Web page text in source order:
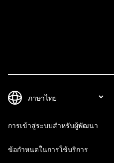
การเข้าสู่ระบบสำหรับผู้พัฒนา
ข้อกำหนดในการใช้บริการ